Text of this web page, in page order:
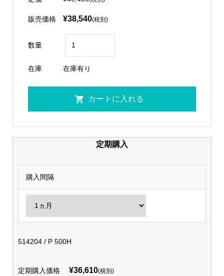
販売価格 ¥38,540(税別)
数量
在庫 在庫有り
定期購入
購入間隔
514204 / P 500H
定期購入価格 ¥36,610(税別)